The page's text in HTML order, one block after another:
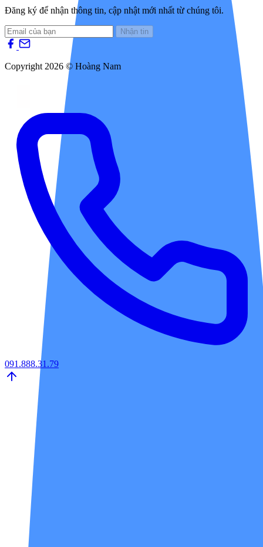
Đăng ký để nhận thông tin, cập nhật mới nhất từ chúng tôi.
Nhận tin
Copyright 2026 © Hoàng Nam
091.888.31.79